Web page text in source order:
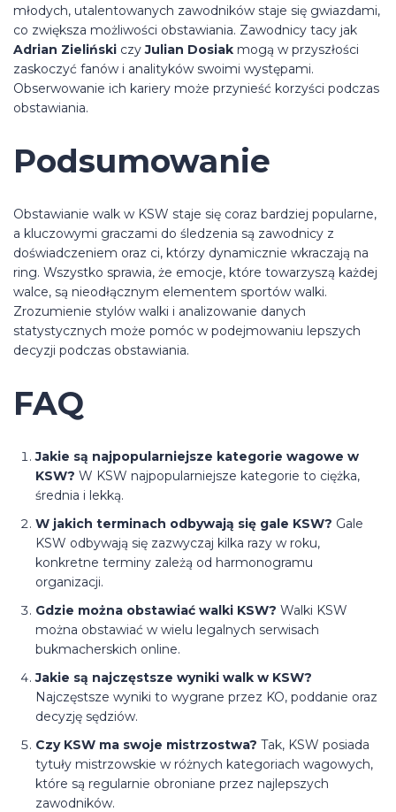
młodych, utalentowanych zawodników staje się gwiazdami,
co zwiększa możliwości obstawiania. Zawodnicy tacy jak
Adrian Zieliński czyJulian Dosiak mogą w przyszłości
zaskoczyć fanów i analityków swoimi występami.
Obserwowanie ich kariery może przynieść korzyści podczas
obstawiania.
Podsumowanie
Obstawianie walk w KSW staje się coraz bardziej popularne,
a kluczowymi graczami do śledzenia są zawodnicy z
doświadczeniem oraz ci, którzy dynamicznie wkraczają na
ring. Wszystko sprawia, że emocje, które towarzyszą każdej
walce, są nieodłącznym elementem sportów walki.
Zrozumienie stylów walki i analizowanie danych
statystycznych może pomóc w podejmowaniu lepszych
decyzji podczas obstawiania.
FAQ
Jakie są najpopularniejsze kategorie wagowe w
KSW? W KSW najpopularniejsze kategorie to ciężka,
średnia i lekką.
W jakich terminach odbywają się gale KSW? Gale
KSW odbywają się zazwyczaj kilka razy w roku,
konkretne terminy zależą od harmonogramu
organizacji.
Gdzie można obstawiać walki KSW? Walki KSW
można obstawiać w wielu legalnych serwisach
bukmacherskich online.
Jakie są najczęstsze wyniki walk w KSW?
Najczęstsze wyniki to wygrane przez KO, poddanie oraz
decyzję sędziów.
Czy KSW ma swoje mistrzostwa? Tak, KSW posiada
tytuły mistrzowskie w różnych kategoriach wagowych,
które są regularnie obroniane przez najlepszych
zawodników.